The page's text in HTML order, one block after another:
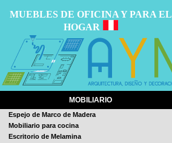
MUEBLES DE OFICINA Y PARA EL
HOGAR
MOBILIARIO
Espejo de Marco de Madera
Mobiliario para cocina
Escritorio de Melamina